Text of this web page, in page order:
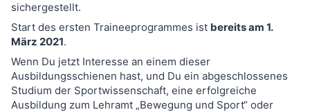
sichergestellt.
Start des ersten Traineeprogrammes ist bereits am 1.
März 2021.
Wenn Du jetzt Interesse an einem dieser
Ausbildungsschienen hast, und Du ein abgeschlossenes
Studium der Sportwissenschaft, eine erfolgreiche
Ausbildung zum Lehramt „Bewegung und Sport“ oder